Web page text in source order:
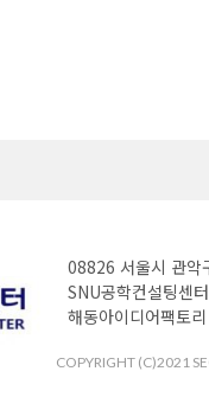
08826 서울시 관악
SNU공학컨설팅
해동아이디어팩토
COPYRIGHT (C)2021